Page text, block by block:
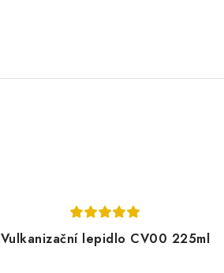
Vulkanizační lepidlo CV00 225ml